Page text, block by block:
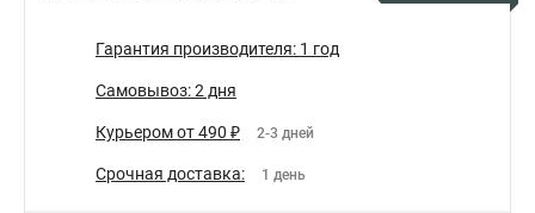
Гарантия производителя: 1 год
Самовывоз: 2 дня
Курьером от 490 ₽ 2-3 дней
Срочная доставка: 1 день